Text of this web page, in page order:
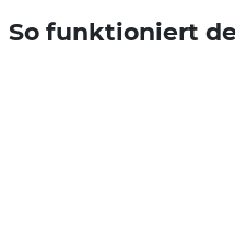
So funktioniert